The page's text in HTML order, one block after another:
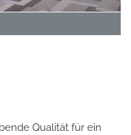
Qualität für ein